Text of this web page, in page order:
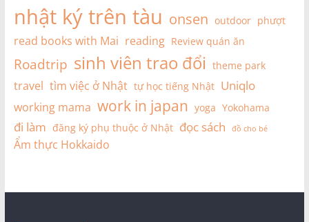
nhật ký trên tàu onsen outdoor phượt
read books with Mai reading Review quán ăn
Roadtrip sinh viên trao đổi theme park
travel tìm việc ở Nhật tự học tiếng Nhật Uniqlo
working mama work in japan yoga Yokohama
đi làm đăng ký phụ thuộc ở Nhật đọc sách đồ cho bé
Ẩm thực Hokkaido